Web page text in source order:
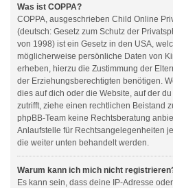
Was ist COPPA?
COPPA, ausgeschrieben Child Online
(deutsch: Gesetz zum Schutz der
von 1998) ist ein Gesetz in den USA,
möglicherweise persönliche Daten von
erheben, hierzu die Zustimmung der
der Erziehungsberechtigten benötigen.
dies auf dich oder die Website, auf der
zutrifft, ziehe einen rechtlichen Beistand
phpBB-Team keine Rechtsberatung
Anlaufstelle für Rechtsangelegenheiten
die weiter unten behandelt werden.
Warum kann ich mich nicht
Es kann sein, dass deine IP-Adresse